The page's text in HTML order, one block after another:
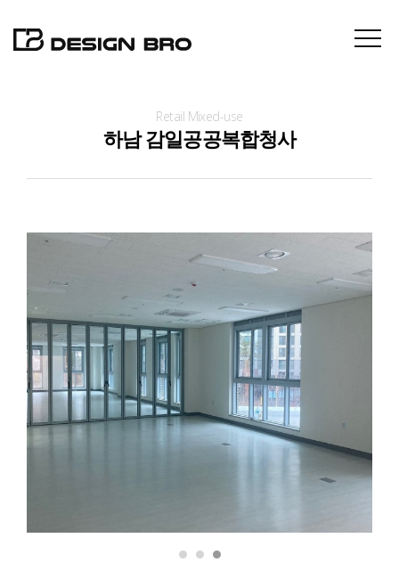
Contact
News
Retail Mixed-use
하남 감일공공복합청사
1 2 3